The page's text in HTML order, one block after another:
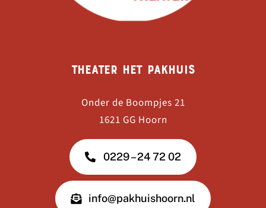
Theater Het Pakhuis
Onder de Boompjes 21
1621 GG Hoorn
0229 – 24 72 02
info@pakhuishoorn.nl